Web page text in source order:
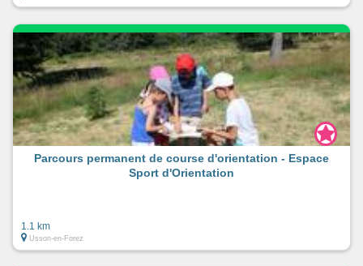
Parcours permanent de course d'orientation - Espace
Sport d'Orientation
1.1 km
Usson-en-Forez